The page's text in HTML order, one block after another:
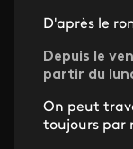
D'après le
Depuis le
partir du
On peut
toujours par